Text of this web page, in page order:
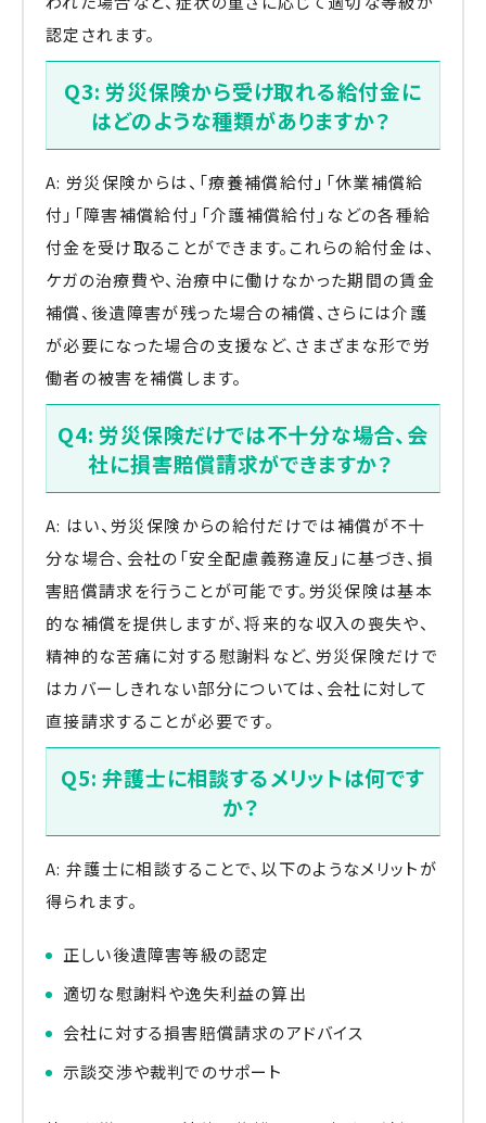
認定されます。
Q3: 労災保険から受け取れる給付金に
はどのような種類がありますか？
A: 労災保険からは、「療養補償給付」「休業補償給
付」「障害補償給付」「介護補償給付」などの各種給
付金を受け取ることができます。これらの給付金は、
ケガの治療費や、治療中に働けなかった期間の賃金
補償、後遺障害が残った場合の補償、さらには介護
が必要になった場合の支援など、さまざまな形で労
働者の被害を補償します。
Q4: 労災保険だけでは不十分な場合、会
社に損害賠償請求ができますか？
A: はい、労災保険からの給付だけでは補償が不十
分な場合、会社の「安全配慮義務違反」に基づき、損
害賠償請求を行うことが可能です。労災保険は基本
的な補償を提供しますが、将来的な収入の喪失や、
精神的な苦痛に対する慰謝料など、労災保険だけで
はカバーしきれない部分については、会社に対して
直接請求することが必要です。
Q5: 弁護士に相談するメリットは何です
か？
A: 弁護士に相談することで、以下のようなメリットが
得られます。
正しい後遺障害等級の認定
適切な慰謝料や逸失利益の算出
会社に対する損害賠償請求のアドバイス
示談交渉や裁判でのサポート